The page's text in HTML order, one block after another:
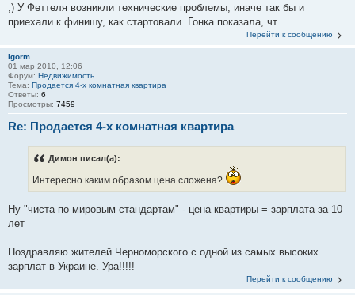
;) У Феттеля возникли технические проблемы, иначе так бы и
приехали к финишу, как стартовали. Гонка показала, чт...
Перейти к сообщению
igorm
01 мар 2010, 12:06
Форум: Недвижимость
Тема: Продается 4-х комнатная квартира
Ответы: 6
Просмотры: 7459
Re: Продается 4-х комнатная квартира
Димон писал(а):
Интересно каким образом цена сложена?
Ну "чиста по мировым стандартам" - цена квартиры = зарплата за 10
лет
Поздравляю жителей Черноморского с одной из самых высоких
зарплат в Украине. Ура!!!!!
Перейти к сообщению